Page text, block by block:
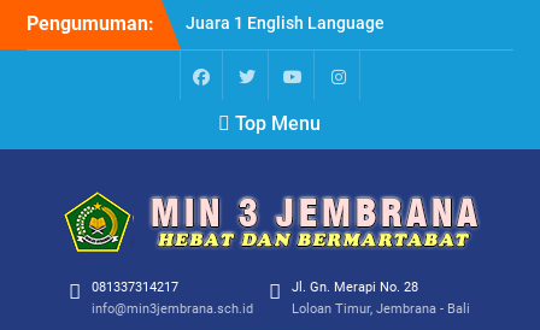
SkipPengumuman:
Juara 1 English Language
Inpsirational Turnament
For Excellence (ELITE)
2024
Pembagian Penghargaan
Kepada Guru dan di
Kepala Madrasah H.
Muhammad Nur
Lahuri,S.Ag,M.Pd
Top Menu
081337314217
info@min3jembrana.sch.id
Jl. Gn. Merapi No. 28
Loloan Timur, Jembrana - Bali